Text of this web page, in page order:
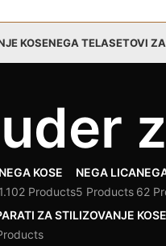
KOSENEGA TELASETOVI
NEGA KOSE
1.102 Products
NEGA LICA
5 Products 62
ZA STILIZOVANJE KOSE